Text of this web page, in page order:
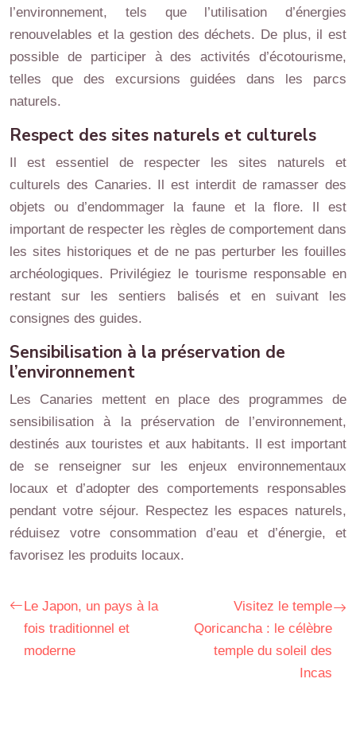
l’environnement, tels que l’utilisation d’énergies
renouvelables et la gestion des déchets. De plus, il est
possible de participer à des activités d’écotourisme,
telles que des excursions guidées dans les parcs
naturels.
Respect des sites naturels et culturels
Il est essentiel de respecter les sites naturels et
culturels des Canaries. Il est interdit de ramasser des
objets ou d’endommager la faune et la flore. Il est
important de respecter les règles de comportement dans
les sites historiques et de ne pas perturber les fouilles
archéologiques. Privilégiez le tourisme responsable en
restant sur les sentiers balisés et en suivant les
consignes des guides.
Sensibilisation à la préservation de
l’environnement
Les Canaries mettent en place des programmes de
sensibilisation à la préservation de l’environnement,
destinés aux touristes et aux habitants. Il est important
de se renseigner sur les enjeux environnementaux
locaux et d’adopter des comportements responsables
pendant votre séjour. Respectez les espaces naturels,
réduisez votre consommation d’eau et d’énergie, et
favorisez les produits locaux.
Le Japon, un pays à la
fois traditionnel et
moderne
Visitez le temple
Qoricancha : le célèbre
temple du soleil des
Incas